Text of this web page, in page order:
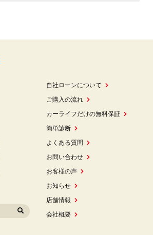
自社ローンについて
ご購入の流れ
カーライフだけの無料保証
簡単診断
よくある質問
お問い合わせ
お客様の声
お知らせ
店舗情報
会社概要